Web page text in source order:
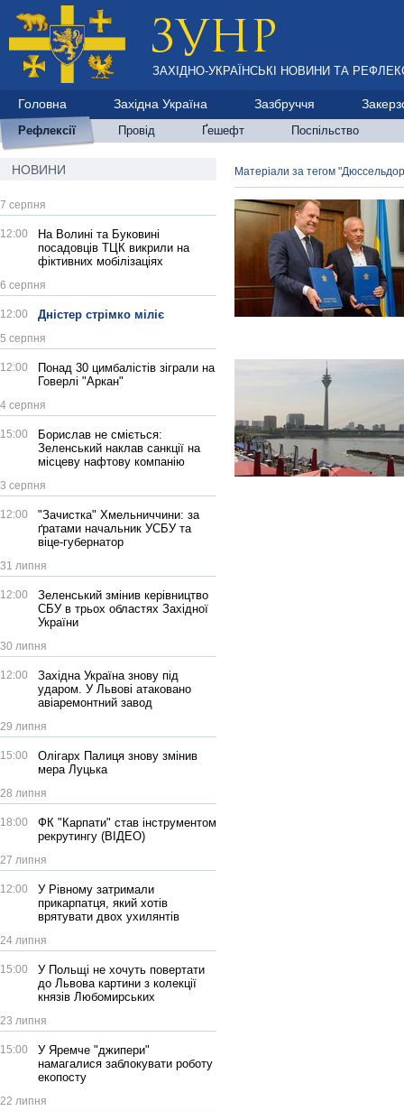
ЗАХІДНО-УКРАЇНСЬКІ НОВИНИ ТА
Головна Західна Україна Зазбруччя
Рефлексії Провід Ґешефт Поспільство
НОВИНИ
7 серпня
12:00
На Волині та Буковині
посадовців ТЦК викрили на
фіктивних мобілізаціях
6 серпня
12:00 Дністер стрімко міліє
5 серпня
12:00
Понад 30 цимбалістів зіграли на
Говерлі "Аркан"
4 серпня
15:00
Борислав не сміється:
Зеленський наклав санкції на
місцеву нафтову компанію
3 серпня
12:00
"Зачистка" Хмельниччини: за
ґратами начальник УСБУ та
віце-губернатор
31 липня
12:00
Зеленський змінив керівництво
СБУ в трьох областях Західної
України
30 липня
12:00
Західна Україна знову під
ударом. У Львові атаковано
авіаремонтний завод
29 липня
15:00
Олігарх Палиця знову змінив
мера Луцька
28 липня
18:00
ФК "Карпати" став інструментом
рекрутингу (ВІДЕО)
27 липня
12:00
У Рівному затримали
прикарпатця, який хотів
врятувати двох ухилянтів
24 липня
15:00
У Польщі не хочуть повертати
до Львова картини з колекції
князів Любомирських
23 липня
15:00
У Яремче "джипери"
намагалися заблокувати роботу
екопосту
22 липня
Матеріали за тегом